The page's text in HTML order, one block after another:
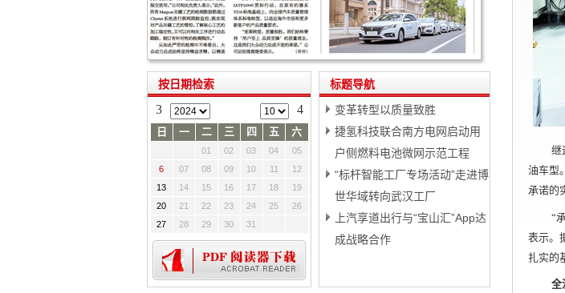
标题导航
变革转型以质量致胜
捷氢科技联合南方电网启动用
户侧燃料电池微网示范工程
“标杆智能工厂专场活动”走进博
世华域转向武汉工厂
上汽享道出行与“宝山汇”App达
成战略合作
按日期检索
3 4
日 一 二 三 四 五 六
01 02 03 04
05
6
07 08 09 10 11
12
13
14 15 16 17 18
19
20
21 22 23 24 25
26
27
28 29 30 31
继
油车型
承诺的
“
表示。
扎实的
全